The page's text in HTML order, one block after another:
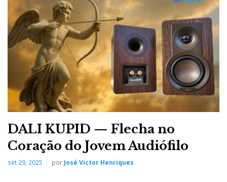
e
b
o
o
k
t
t
e
r
g
l
e
+
k
e
d
n
t
e
r
e
s
DALI KUPID — Flecha no
Coração do Jovem Audiófilo
set 29, 2025 por José Victor Henriques